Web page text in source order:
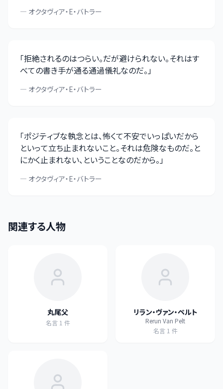
— オクタヴィア・E・バトラー
「拒絶されるのはつらい。だが避けられない。それはす
べての書き手が通る通過儀礼なのだ。」
— オクタヴィア・E・バトラー
「ポジティブな執念とは、怖くて不安でいっぱいだから
といって立ち止まれないこと。それは危険なものだ。と
にかく止まれない、ということなのだから。」
— オクタヴィア・E・バトラー
関連する人物
丸尾父
名言 1 件
リラン・ヴァン・ペルト
Rerun Van Pelt
名言 1 件